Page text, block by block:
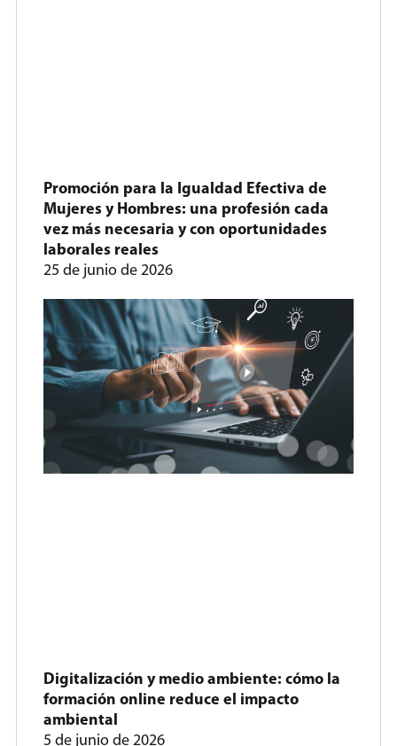
Promoción para la Igualdad Efectiva de
Mujeres y Hombres: una profesión cada
vez más necesaria y con oportunidades
laborales reales
25 de junio de 2026
Digitalización y medio ambiente: cómo la
formación online reduce el impacto
ambiental
5 de junio de 2026